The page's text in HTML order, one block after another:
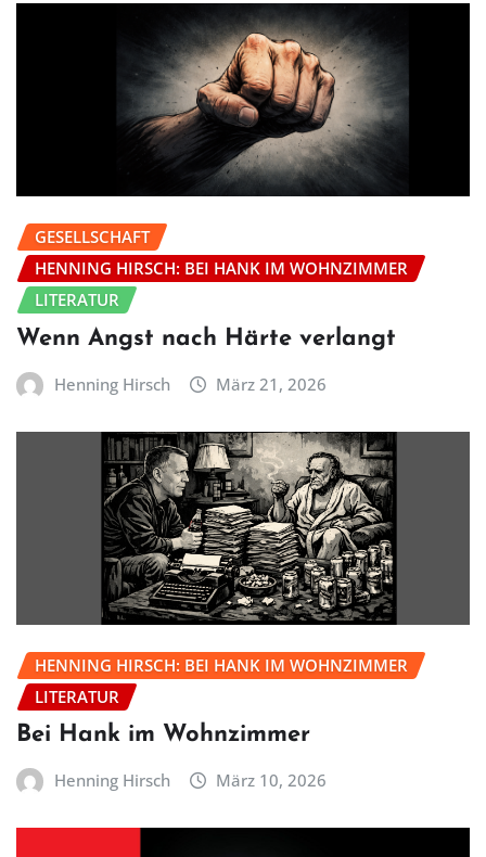
GESELLSCHAFT
HENNING HIRSCH: BEI HANK IM WOHNZIMMER
LITERATUR
Wenn Angst nach Härte verlangt
Henning Hirsch März 21, 2026
HENNING HIRSCH: BEI HANK IM WOHNZIMMER
LITERATUR
Bei Hank im Wohnzimmer
Henning Hirsch März 10, 2026